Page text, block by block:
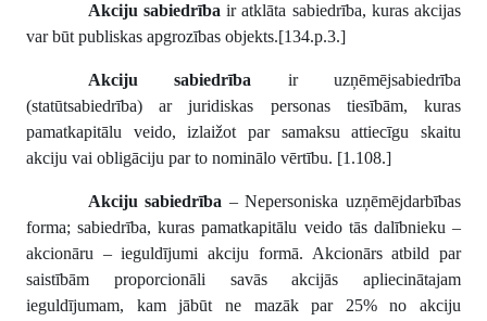
Akciju sabiedrība ir atklāta sabiedrība, kuras akcijas
var būt publiskas apgrozības objekts.[134.p.3.]
Akciju sabiedrība ir uzņēmējsabiedrība
(statūtsabiedrība) ar juridiskas personas tiesībām, kuras
pamatkapitālu veido, izlaižot par samaksu attiecīgu skaitu
akciju vai obligāciju par to nominālo vērtību. [1.108.]
Akciju sabiedrība – Nepersoniska uzņēmējdarbības
forma; sabiedrība, kuras pamatkapitālu veido tās dalībnieku –
akcionāru – ieguldījumi akciju formā. Akcionārs atbild par
saistībām proporcionāli savās akcijās apliecinātajam
ieguldījumam, kam jābūt ne mazāk par 25% no akciju